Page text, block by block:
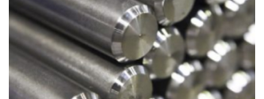
Крестовины
Контргайки